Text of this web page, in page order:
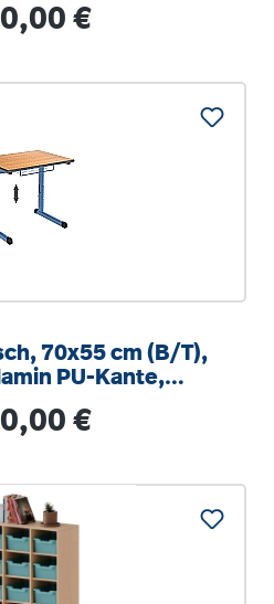
Preis:
€
70x55 cm (B/T),
PU-Kante,
Preis:
€